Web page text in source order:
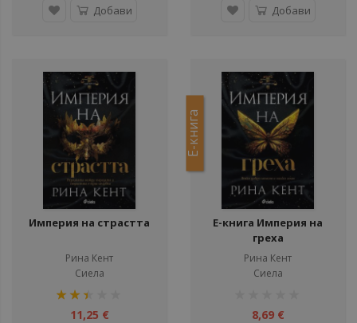
Добави Добави
Империя на страстта
Рина Кент
Сиела
рейтинг:
50%11,25 €
Е-книга
Е-книга Империя на
греха
Рина Кент
Сиела
8,69 €